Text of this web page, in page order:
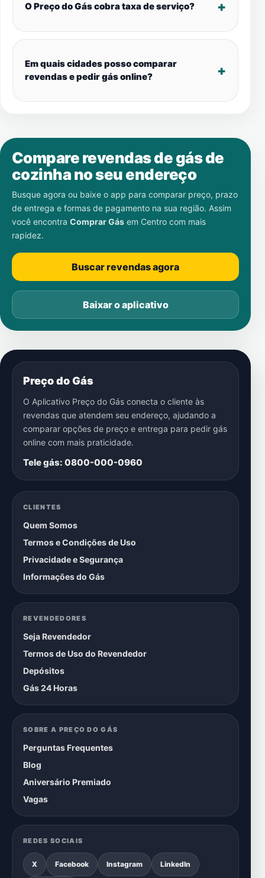
O Preço do Gás cobra taxa de serviço?
Em quais cidades posso comparar
revendas e pedir gás online?
Compare revendas de gás de
cozinha no seu endereço
Busque agora ou baixe o app para comparar preço, prazo
de entrega e formas de pagamento na sua região. Assim
você encontra Comprar Gás em Centro com mais
rapidez.
Buscar revendas agora
Baixar o aplicativo
Preço do Gás
O Aplicativo Preço do Gás conecta o cliente às
revendas que atendem seu endereço, ajudando a
comparar opções de preço e entrega para pedir gás
online com mais praticidade.
Tele gás: 0800-000-0960
CLIENTES
Quem Somos
Termos e Condições de Uso
Privacidade e Segurança
Informações do Gás
REVENDEDORES
Seja Revendedor
Termos de Uso do Revendedor
Depósitos
Gás 24 Horas
SOBRE A PREÇO DO GÁS
Perguntas Frequentes
Blog
Aniversário Premiado
Vagas
REDES SOCIAIS
X Facebook Instagram LinkedIn